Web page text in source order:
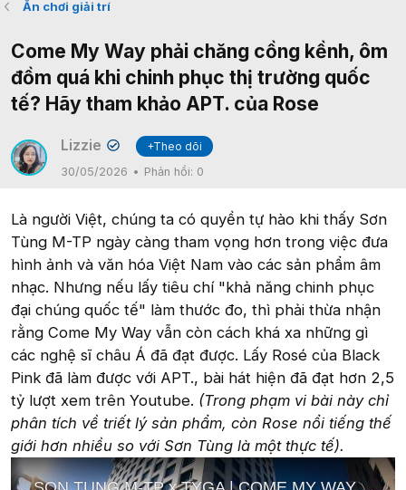
Ăn chơi giải trí
Come My Way phải chăng cồng kềnh, ôm
đồm quá khi chinh phục thị trường quốc
tế? Hãy tham khảo APT. của Rose
Lizzie ✔
+Theo dõi
30/05/2026
Phản hồi: 0
Là người Việt, chúng ta có quyền tự hào khi thấy Sơn
Tùng M-TP ngày càng tham vọng hơn trong việc đưa
hình ảnh và văn hóa Việt Nam vào các sản phẩm âm
nhạc. Nhưng nếu lấy tiêu chí "khả năng chinh phục
đại chúng quốc tế" làm thước đo, thì phải thừa nhận
rằng Come My Way vẫn còn cách khá xa những gì
các nghệ sĩ châu Á đã đạt được. Lấy Rosé của Black
Pink đã làm được với APT., bài hát hiện đã đạt hơn 2,5
tỷ lượt xem trên Youtube. (Trong phạm vi bài này chỉ
phân tích về triết lý sản phẩm, còn Rose nổi tiếng thế
giới hơn nhiều so với Sơn Tùng là một thực tế).